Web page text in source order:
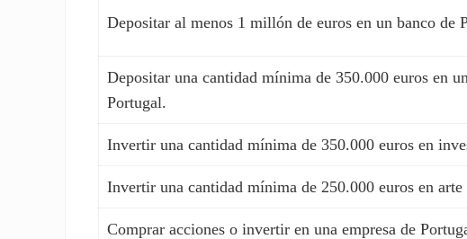
Depositar al menos 1 millón de euros en un banco de
Depositar una cantidad mínima de 350.000 euros en
Portugal.
Invertir una cantidad mínima de 350.000 euros en
Invertir una cantidad mínima de 250.000 euros en arte
Comprar acciones o invertir en una empresa de